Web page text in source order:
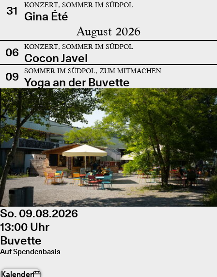
31
KONZERT, SOMMER IM SÜDPOL
Gina Été
August 2026
06 KONZERT, SOMMER IM SÜDPOL
Cocon Javel
09
SOMMER IM SÜDPOL, ZUM MITMACHEN
Yoga an der Buvette
So. 09.08.2026
13:00 Uhr
Buvette
Auf Spendenbasis
Kalender